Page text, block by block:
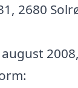
2680
2008,